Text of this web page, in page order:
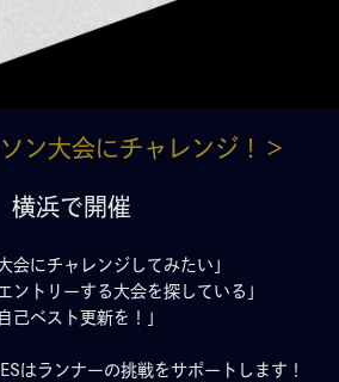
ン大会にチャレンジ！＞
横浜で開催
会にチャレンジしてみたい」
ントリーする大会を探している」
自己ベスト更新を！」
はランナーの挑戦をサポートします！